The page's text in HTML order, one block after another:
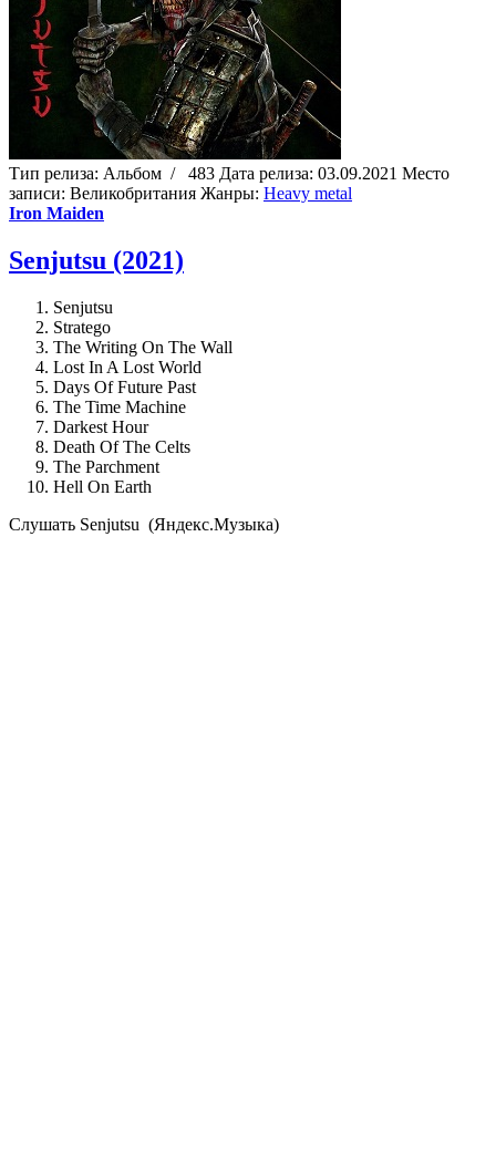
Тип релиза: Альбом / 483 Дата релиза: 03.09.2021 Место
записи: Великобритания Жанры: Heavy metal
Iron Maiden
Senjutsu (2021)
Senjutsu
Stratego
The Writing On The Wall
Lost In A Lost World
Days Of Future Past
The Time Machine
Darkest Hour
Death Of The Celts
The Parchment
Hell On Earth
Cлушать Senjutsu (Яндекс.Музыка)